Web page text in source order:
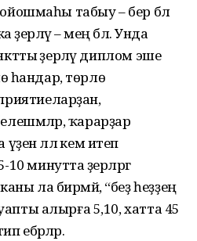
табыу – бер бәлә
– мең бәлә. Унда
әҙерләү диплом эше
һандар, төрлө
ҡарарҙар
әллә кем итеп
10 минутта әҙерләргә
ла бирмәй, “беҙ һеҙҙең
алырға 5,10, хатта 45
ебәрәләр.